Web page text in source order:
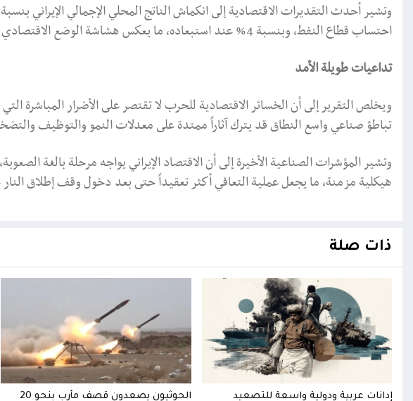
احتساب قطاع النفط، وبنسبة 4% عند استبعاده، ما يعكس هشاشة الوضع الاقتصادي حتى قبل اندلاع الصراع.
تداعيات طويلة الأمد
ويخلص التقرير إلى أن الخسائر الاقتصادية للحرب لا تقتصر على الأضرار المباشرة
تباطؤ صناعي واسع النطاق قد يترك آثاراً ممتدة على معدلات النمو والتوظيف
وتشير المؤشرات الصناعية الأخيرة إلى أن الاقتصاد الإيراني يواجه مرحلة بالغة
هيكلية مزمنة، ما يجعل عملية التعافي أكثر تعقيداً حتى بعد دخول وقف إطلاق النار
ذات صلة
إدانات عربية ودولية واسعة للتصعيد الحوثيون يصعدون قصف مأرب بنحو 20